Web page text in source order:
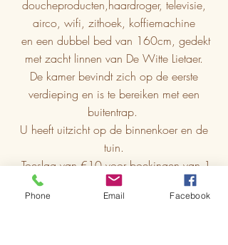
doucheproducten,haardroger, televisie,
airco, wifi, zithoek, koffiemachine
en een dubbel bed van 160cm, gedekt
met zacht linnen van De Witte Lietaer.
De kamer bevindt zich op de eerste
verdieping en is te bereiken met een
buitentrap.
U heeft uitzicht op de binnenkoer en de
tuin.
Toeslag van €10 voor boekingen van 1
nacht.
Phone Email Facebook